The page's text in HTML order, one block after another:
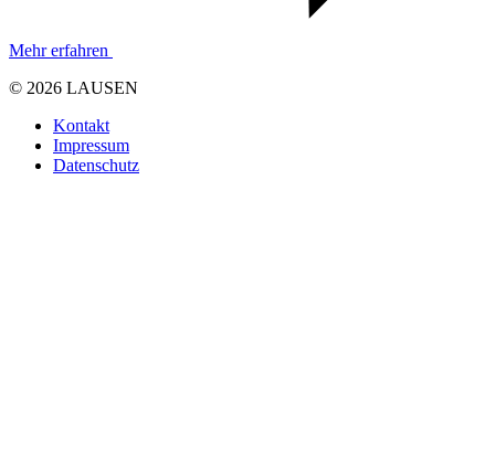
Mehr erfahren
© 2026 LAUSEN
Kontakt
Impressum
Datenschutz